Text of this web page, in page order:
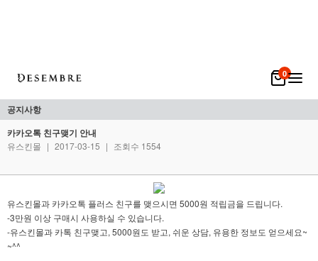
0
공지사항
카카오톡 친구맺기 안내
유스킨몰 | 2017-03-15 | 조회수 1554
유스킨몰과 카카오톡 플러스 친구를 맺으시면 5000원 적립금을 드립니다.
-3만원 이상 구매시 사용하실 수 있습니다.
-유스킨몰과 카톡 친구맺고, 5000원도 받고, 쉬운 상담, 유용한 정보도 얻으세요~
~^^